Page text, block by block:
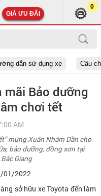
GIÁ ƯU ĐÃI
0
dẫn sử dụng xe Câu
Bảo dưỡng
chơi tết
AM
mừng Xuân Nhâm Dần cho
bảo dưỡng, đồng sơn tại
Giang
01/2022
sở hữu xe Toyota đến làm